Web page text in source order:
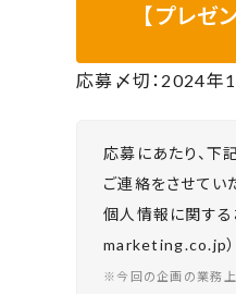
【プレゼ
応募〆切：2024年
応募にあたり、下
ご連絡をさせてい
個人情報に関する
marketing.co.jp）
※今回の企画の業務上